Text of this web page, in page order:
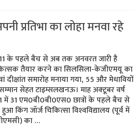
प्रतिभा का लोहा मनवा रहे
के पहले बैच से अब तक अनवरत जारी है
तैयार करने का सिलसिला-केजीएमयू का
दीक्षांत समारोह मनाया गया, 55 और मेधावियों
सेहत टाइम्‍सलखनऊ। माह अक्‍टूबर वर्ष
में 31 एम0बी0बी0एस0 छात्रों के पहले बैच से
किंग जॉर्ज चिकित्‍सा विश्‍वविद्यालय (पूर्व में
का …